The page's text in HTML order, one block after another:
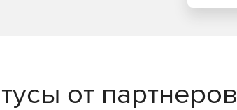
от партнеров